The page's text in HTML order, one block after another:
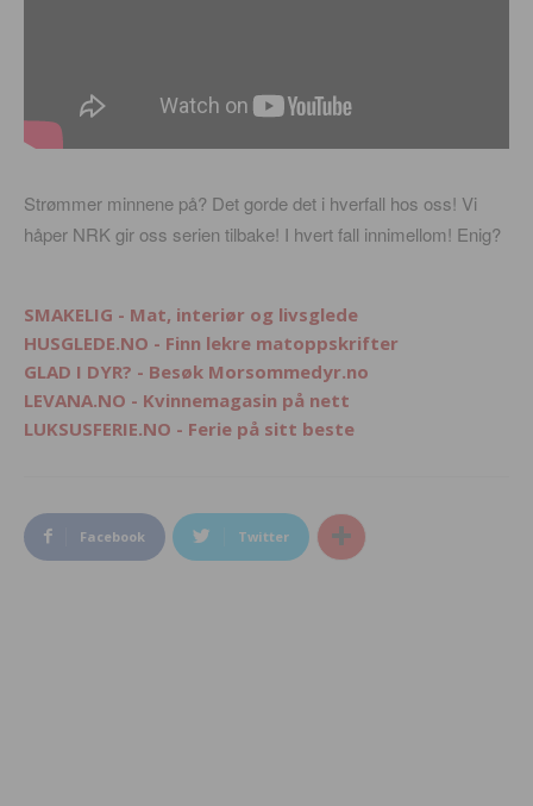
Strømmer minnene på? Det gorde det i hverfall hos oss! Vi
håper NRK gir oss serien tilbake! I hvert fall innimellom! Enig?
SMAKELIG - Mat, interiør og livsglede
HUSGLEDE.NO - Finn lekre matoppskrifter
GLAD I DYR? - Besøk Morsommedyr.no
LEVANA.NO - Kvinnemagasin på nett
LUKSUSFERIE.NO - Ferie på sitt beste
Facebook Twitter